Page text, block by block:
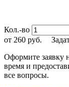
Кол.-во
от 260 руб.
Оформите заявку
время и
все вопросы.